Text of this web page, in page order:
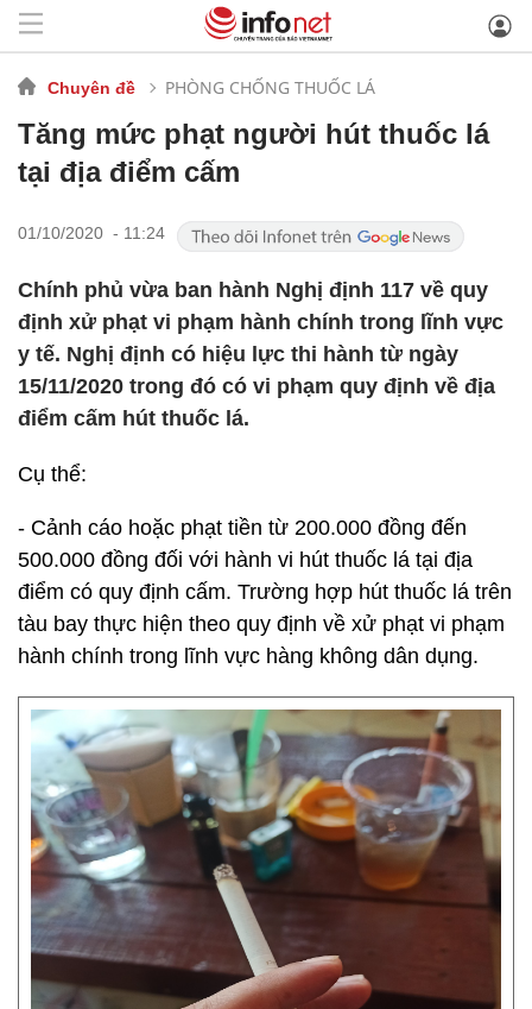
Chuyên đề PHÒNG CHỐNG THUỐC LÁ
Tăng mức phạt người hút thuốc lá
tại địa điểm cấm
01/10/2020 - 11:24
Chính phủ vừa ban hành Nghị định 117 về quy
định xử phạt vi phạm hành chính trong lĩnh vực
y tế. Nghị định có hiệu lực thi hành từ ngày
15/11/2020 trong đó có vi phạm quy định về địa
điểm cấm hút thuốc lá.
Cụ thể:
- Cảnh cáo hoặc phạt tiền từ 200.000 đồng đến
500.000 đồng đối với hành vi hút thuốc lá tại địa
điểm có quy định cấm. Trường hợp hút thuốc lá trên
tàu bay thực hiện theo quy định về xử phạt vi phạm
hành chính trong lĩnh vực hàng không dân dụng.